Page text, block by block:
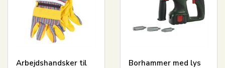
Arbejdshandsker til Borhammer med lys